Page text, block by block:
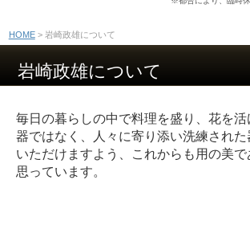
HOME 岩崎政雄について
岩崎政雄について
毎日の暮らしの中で料理を盛り、花を
器ではなく、人々に寄り添い洗練され
いただけますよう、これからも用の美で
思っています。